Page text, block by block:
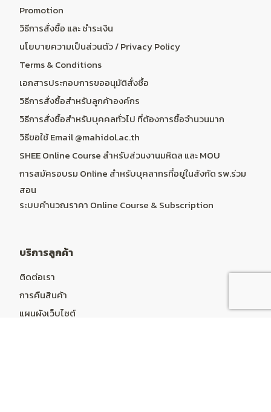
Promotion
วิธีการสั่งซื้อ และ ชำระเงิน
นโยบายความเป็นส่วนตัว / Privacy Policy
Terms & Conditions
เอกสารประกอบการขออนุมัติสั่งซื้อ
วิธีการสั่งซื้อสำหรับลูกค้าองค์กร
วิธีการสั่งซื้อสำหรับบุคคลทั่วไป ที่ต้องการซื้อจำนวนมาก
วิธีขอใช้ Email @mahidol.ac.th
SHEE Online Course สำหรับส่วนงานมหิดล และ MOU
การสมัครอบรม Online สำหรับบุคลากรที่อยู่ในสังกัด รพ.ร่วม
สอน
ระบบคำนวณราคา Online Course & Subscription
บริการลูกค้า
ติดต่อเรา
การคืนสินค้า
แผนผังเว็บไซต์